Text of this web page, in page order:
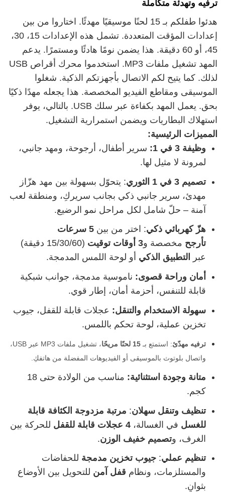
ترفيه وتهدئة متكاملة
هدئوا طفلكم بـ 15 لحنًا موسيقيًا مهدئًا. اختاروا من بين
إعدادات المؤقت المتعددة. تشمل هذه الإعدادات 15، 30،
45، أو 60 دقيقة. هذا يضمن نومًا هادئًا ومستمرًا. يدعم
المهد تشغيل ملفات MP3. استخدموا محرك أقراص USB
لذلك. كما يتيح لكم الاتصال بأجهزتكم الذكية. شغلوا
الموسيقى ومقاطع الفيديو المخصصة. هذا يجعله مهدًا ذكيًا
بحق. يعمل المهد بكفاءة عبر سلك USB. بالتالي، يوفر
استهلاك البطاريات ويضمن استمرارية التشغيل.
المميزات الرئيسية:
وظيفة 3 في 1:
سرير أطفال، أرجوحة، ومهد جانبي،
لمرونة لا مثيل لها.
تصميم 3 في 1 الثوري
: يتحوّل بسهولة بين مهد هزّاز
مهدئ، سرير جانبي ذكي بجانب سريركِ، ومنطقة لعب
آمنة – حلّ شامل لكل مراحل نمو الرضيع.
هزّ كهربائي ذكي: اختر من بين
5 سرعات
تأرجح مخصصة و3 أوقات توقيت
(15/30/60 دقيقة)
عبر
التطبيق الذكي أو لوحة اللمس المدمجة.
أمان وراحة قصوى: ناموسية مدمجة، جوانب شبكية
قابلة للتنفس، أحزمة أمان، إطار قوي.
سهولة الاستخدام والتنقل: عجلات قابلة للقفل، جيوب
تخزين عملية، لوحة تحكم باللمس.
ترفيه مهدّئ: استمتع بـ15 لحنًا مريحًا
، تشغيل ملفات MP3 عبر USB،
واتصال بلوتوث بالموسيقى أو الفيديوهات المفضلة من هاتفكِ.
متانة وجودة استثنائية:
مناسب من الولادة حتى 18
كجم.
تنظيف وتنقل سهلان: مرتبة مزدوجة الكثافة قابلة
للغسل في الغسالة،4 عجلات قابلة للقفل
للحركة بين
الغرف، وتصميم خفيف الوزن.
تنظيم عملي:جيوب تخزين مدمجة للحفاضات
والمستلزمات، ونظام قفل آمن للتحويل بين الأوضاع
بثوانٍ.